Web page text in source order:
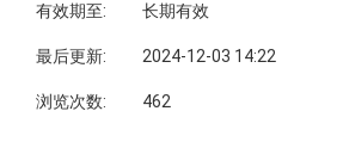
有效期至: 长期有效
最后更新: 2024-12-03 14:22
浏览次数: 462